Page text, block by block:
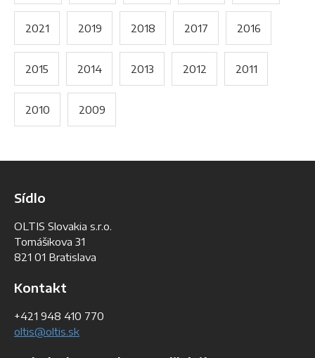
2021 2019 2018 2017 2016
2015 2014 2013 2012 2011
2010 2009
Sídlo
OLTIS Slovakia s.r.o.
Tomášikova 31
821 01 Bratislava
Kontakt
+421 948 410 770
oltis@oltis.sk